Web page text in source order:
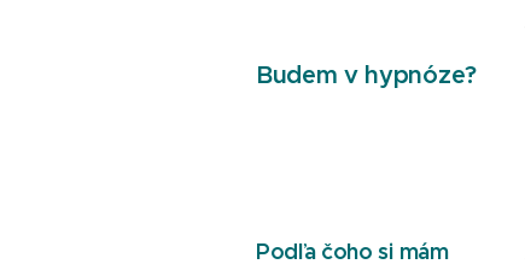
Budem v hypnóze?
Podľa čoho si mám